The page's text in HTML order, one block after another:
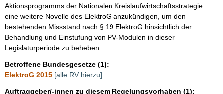
Aktionsprogramms der Nationalen Kreislaufwirtschaftsstrategie
eine weitere Novelle des ElektroG anzukündigen, um den
bestehenden Missstand nach § 19 ElektroG hinsichtlich der
Behandlung und Einstufung von PV-Modulen in dieser
Legislaturperiode zu beheben.
Betroffene Bundesgesetze (1):
ElektroG 2015 [alle RV hierzu]
Auftraggeber/-innen zu diesem Regelungsvorhaben (1):